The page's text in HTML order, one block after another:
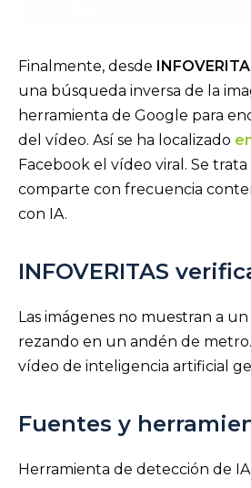
Finalmente, desde
una búsqueda inversa de la
herramienta de Google para
del vídeo. Así se ha localizado
Facebook el vídeo viral. Se
comparte con frecuencia
con IA.
INFOVERITAS
Las imágenes no muestran a
rezando en un andén de
vídeo de inteligencia artificial
Fuentes y
Herramienta de detección de IA